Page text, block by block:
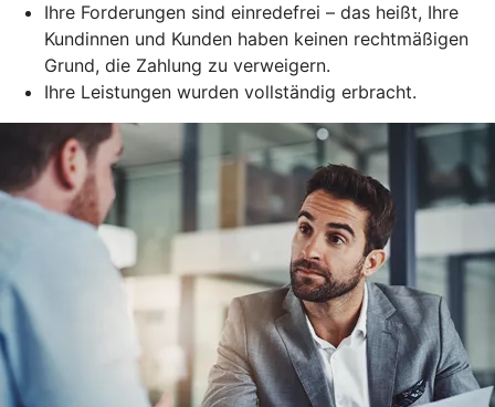
Ihre Forderungen sind einredefrei – das heißt, Ihre
Kundinnen und Kunden haben keinen rechtmäßigen
Grund, die Zahlung zu verweigern.
Ihre Leistungen wurden vollständig erbracht.